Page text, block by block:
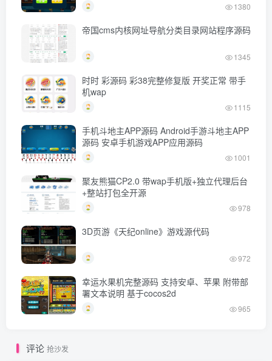
1380
帝国cms内核网址导航分类目录网站程序源码
1345
时时 彩源码 彩38完整修复版 开奖正常 带手
机wap
1115
手机斗地主APP源码 Android手游斗地主APP
源码 安卓手机游戏APP应用源码
1001
聚友熊猫CP2.0 带wap手机版+独立代理后台
+整站打包全开源
978
3D页游《天纪online》游戏源代码
972
幸运水果机完整源码 支持安卓、苹果 附带部
署文本说明 基于cocos2d
965
评论 抢沙发